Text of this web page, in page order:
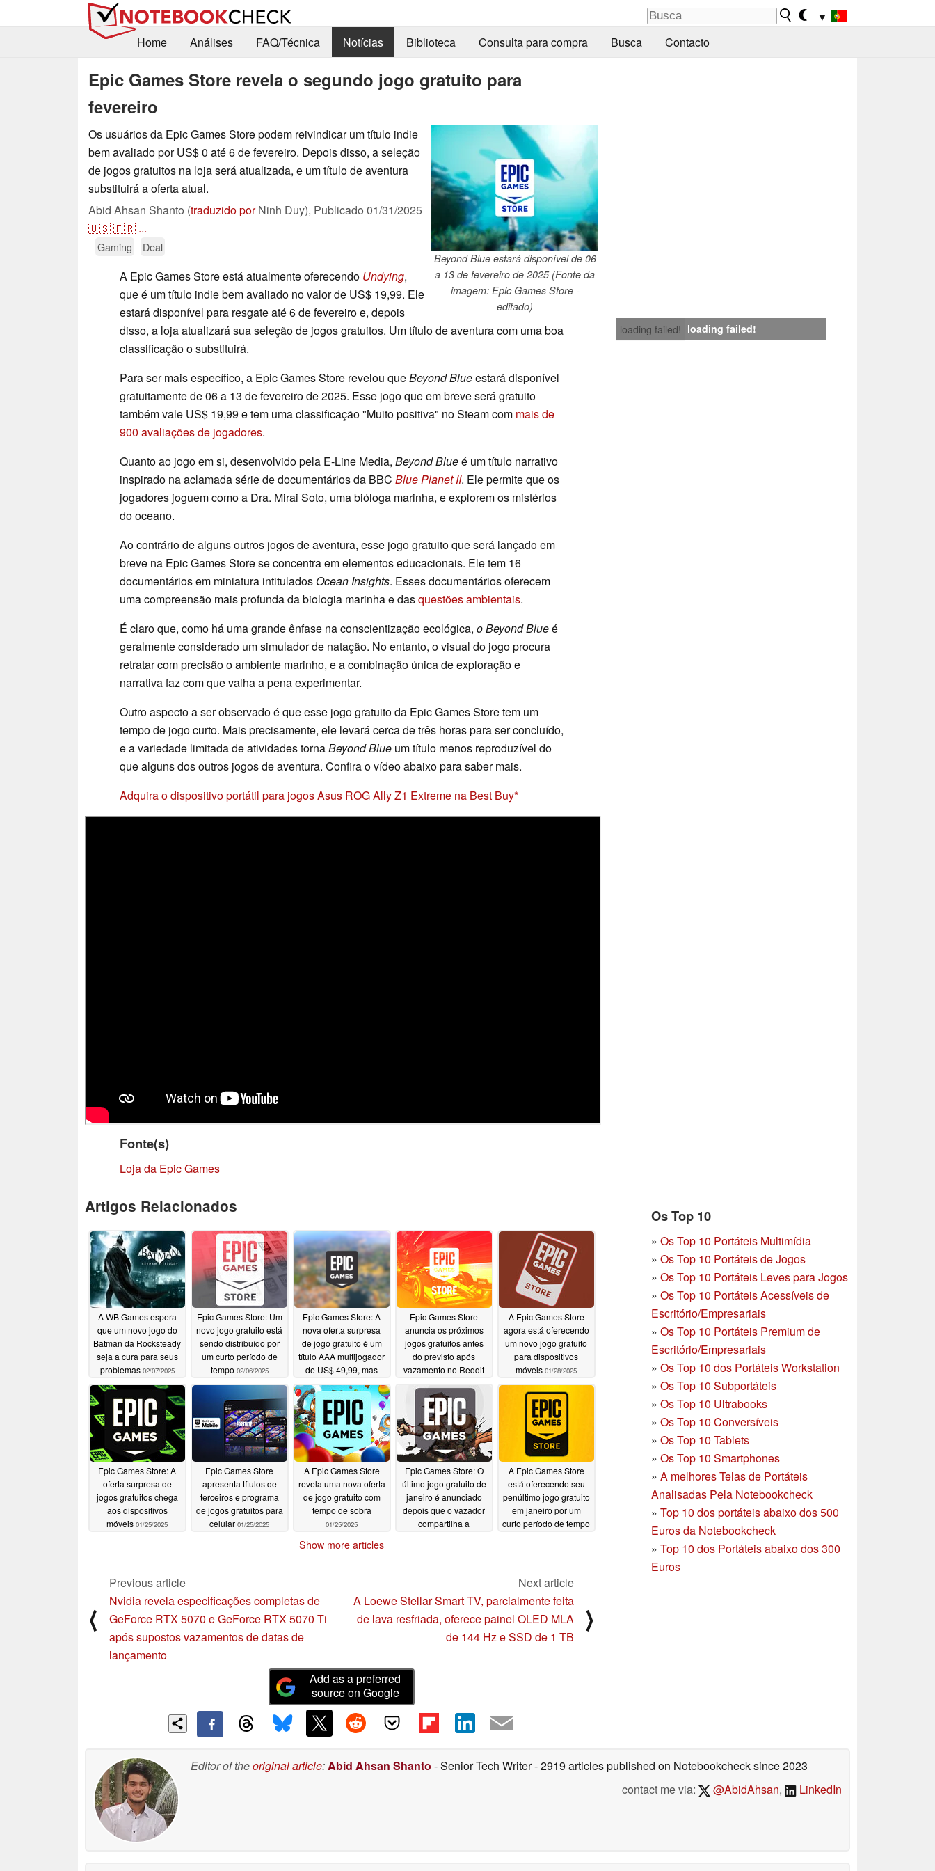
▼
Home
Análises FAQ/Técnica Notícias Biblioteca Consulta para compra Busca Contacto
Epic Games Store revela o segundo jogo gratuito para
fevereiro
Beyond Blue estará disponível de 06
a 13 de fevereiro de 2025 (Fonte da
imagem: Epic Games Store -
editado)
Os usuários da Epic Games Store podem reivindicar um título indie
bem avaliado por US$ 0 até 6 de fevereiro. Depois disso, a seleção
de jogos gratuitos na loja será atualizada, e um título de aventura
substituirá a oferta atual.
Abid Ahsan Shanto (traduzido porNinh Duy), Publicado 01/31/2025
🇺🇸🇫🇷 ...
Gaming Deal
loading failed! loading failed!
A Epic Games Store está atualmente oferecendo Undying,
que é um título indie bem avaliado no valor de US$ 19,99. Ele
estará disponível para resgate até 6 de fevereiro e, depois
disso, a loja atualizará sua seleção de jogos gratuitos. Um título de aventura com uma boa
classificação o substituirá.
Para ser mais específico, a Epic Games Store revelou queBeyond Blueestará disponível
gratuitamente de 06 a 13 de fevereiro de 2025. Esse jogo que em breve será gratuito
também vale US$ 19,99 e tem uma classificação "Muito positiva" no Steam com mais de
900 avaliações de jogadores.
Quanto ao jogo em si, desenvolvido pela E-Line Media, Beyond Blueé um título narrativo
inspirado na aclamada série de documentários da BBC Blue Planet II. Ele permite que os
jogadores joguem como a Dra. Mirai Soto, uma bióloga marinha, e explorem os mistérios
do oceano.
Ao contrário de alguns outros jogos de aventura, esse jogo gratuito que será lançado em
breve na Epic Games Store se concentra em elementos educacionais. Ele tem 16
documentários em miniatura intitulados Ocean Insights. Esses documentários oferecem
uma compreensão mais profunda da biologia marinha e dasquestões ambientais.
É claro que, como há uma grande ênfase na conscientização ecológica, o Beyond Blueé
geralmente considerado um simulador de natação. No entanto, o visual do jogo procura
retratar com precisão o ambiente marinho, e a combinação única de exploração e
narrativa faz com que valha a pena experimentar.
Outro aspecto a ser observado é que esse jogo gratuito da Epic Games Store tem um
tempo de jogo curto. Mais precisamente, ele levará cerca de três horas para ser concluído,
e a variedade limitada de atividades tornaBeyond Blue um título menos reproduzível do
que alguns dos outros jogos de aventura. Confira o vídeo abaixo para saber mais.
Adquira o dispositivo portátil para jogos Asus ROG Ally Z1 Extreme na Best Buy
Fonte(s)
Loja da Epic Games
Os Top 10
» Os Top 10 Portáteis Multimídia
» Os Top 10 Portáteis de Jogos
» Os Top 10 Portáteis Leves para Jogos
» Os Top 10 Portáteis Acessíveis de
Escritório/Empresariais
» Os Top 10 Portáteis Premium de
Escritório/Empresariais
» Os Top 10 dos Portáteis Workstation
» Os Top 10 Subportáteis
» Os Top 10 Ultrabooks
» Os Top 10 Conversíveis
» Os Top 10 Tablets
» Os Top 10 Smartphones
» A melhores Telas de Portáteis
Analisadas Pela Notebookcheck
» Top 10 dos portáteis abaixo dos 500
Euros da Notebookcheck
» Top 10 dos Portáteis abaixo dos 300
Euros
Artigos Relacionados
A WB Games espera
que um novo jogo do
Batman da Rocksteady
seja a cura para seus
problemas 02/07/2025
Epic Games Store: Um
novo jogo gratuito está
sendo distribuído por
um curto período de
tempo 02/06/2025
Epic Games Store: A
nova oferta surpresa
de jogo gratuito é um
título AAA multijogador
de US$ 49,99, mas
apenas por tempo
limitado
02/06/2025
Epic Games Store
anuncia os próximos
jogos gratuitos antes
do previsto após
vazamento no Reddit
02/06/2025
A Epic Games Store
agora está oferecendo
um novo jogo gratuito
para dispositivos
móveis 01/28/2025
Epic Games Store: A
oferta surpresa de
jogos gratuitos chega
aos dispositivos
móveis 01/25/2025
Epic Games Store
apresenta títulos de
terceiros e programa
de jogos gratuitos para
celular 01/25/2025
A Epic Games Store
revela uma nova oferta
de jogo gratuito com
tempo de sobra
01/25/2025
Epic Games Store: O
último jogo gratuito de
janeiro é anunciado
depois que o vazador
compartilha a
A Epic Games Store
está oferecendo seu
penúltimo jogo gratuito
em janeiro por um
curto período de tempo
Show more articles
⟨
Previous article
Nvidia revela especificações completas de
GeForce RTX 5070 e GeForce RTX 5070 Ti
após supostos vazamentos de datas de
lançamento
Next article
A Loewe Stellar Smart TV, parcialmente feita
de lava resfriada, oferece painel OLED MLA
de 144 Hz e SSD de 1 TB
⟩
Add as a preferred
source on Google
Editor of theoriginal article:Abid Ahsan Shanto - Senior Tech Writer- 2919 articles published on Notebookchecksince 2023
contact me via:
@AbidAhsan, LinkedIn